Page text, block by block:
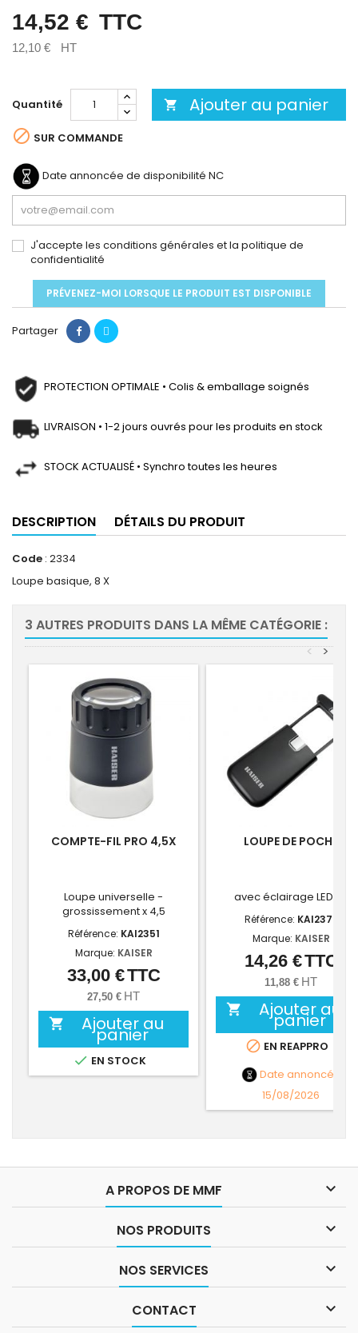
14,52 € TTC
12,10 € HT
Quantité  Ajouter au panier
 SUR COMMANDE
Date annoncée de disponibilité NC
J'accepte les conditions générales et la politique de
confidentialité
PRÉVENEZ-MOI LORSQUE LE PRODUIT EST DISPONIBLE
Partager
PROTECTION OPTIMALE • Colis & emballage soignés
LIVRAISON • 1-2 jours ouvrés pour les produits en stock
STOCK ACTUALISÉ • Synchro toutes les heures
DESCRIPTION DÉTAILS DU PRODUIT
Code : 2334
Loupe basique, 8 X
3 AUTRES PRODUITS DANS LA MÊME CATÉGORIE :
>
<
COMPTE-FIL PRO 4,5X
Loupe universelle -
grossissement x 4,5
Référence: KAI2351
Marque: KAISER
Prix
33,00 €TTC
27,50 € HT
 Ajouter au
panier
 EN STOCK
LOUPE DE POCHE
avec éclairage LED, 3X
Référence: KAI2372
Marque: KAISER
Prix
14,26 €TTC
11,88 € HT
 Ajouter au
panier
 EN REAPPRO
Date annoncée
15/08/2026
A PROPOS DE MMF 
NOS PRODUITS 
NOS SERVICES 
CONTACT 